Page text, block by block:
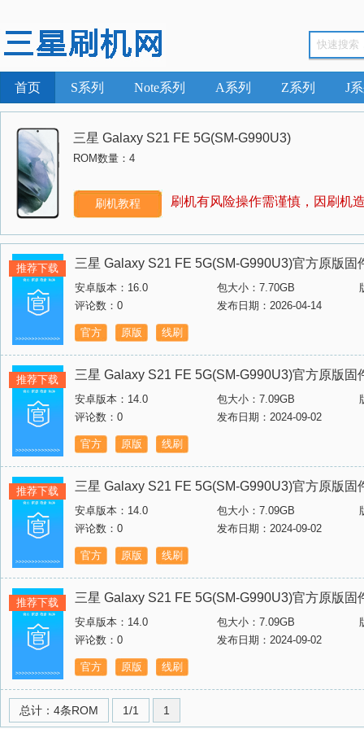
首页 S系列 Note系列 A系列 Z系列 J
三星 Galaxy S21 FE 5G(SM-G990U3)
ROM数量：4
刷机教程 刷机有风险操作需谨慎，因刷机
推荐下载 三星 Galaxy S21 FE 5G(SM-G990U3)官方原版
安卓版本：16.0 包大小：7.70GB
评论数：0
发布日期：2026-04-14
官方 原版 线刷
推荐下载 三星 Galaxy S21 FE 5G(SM-G990U3)官方原版
安卓版本：14.0 包大小：7.09GB
评论数：0
发布日期：2024-09-02
官方 原版 线刷
推荐下载 三星 Galaxy S21 FE 5G(SM-G990U3)官方原版
安卓版本：14.0 包大小：7.09GB
评论数：0
发布日期：2024-09-02
官方 原版 线刷
推荐下载 三星 Galaxy S21 FE 5G(SM-G990U3)官方原版
安卓版本：14.0 包大小：7.09GB
评论数：0
发布日期：2024-09-02
官方 原版 线刷
总计：4条ROM 1/1 1